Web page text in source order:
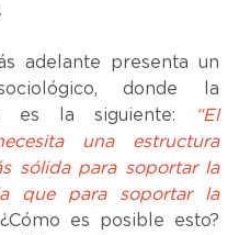
adelante presenta un
donde la
es la siguiente:
“El
una estructura
sólida para soportar la
que para soportar la
¿Cómo es posible esto?